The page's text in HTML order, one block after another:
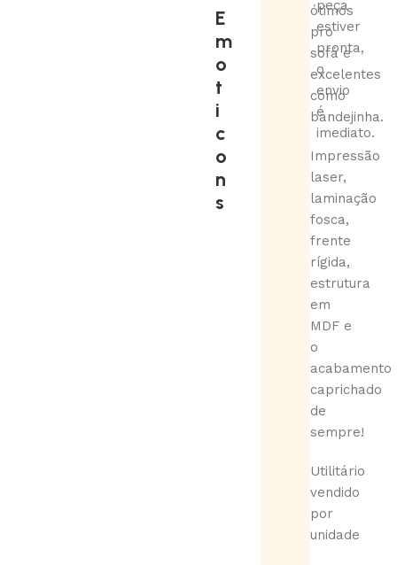
E
m
o
t
i
c
o
n
s
peça
estiver
pronta,
o
envio
é
imediato.
ótimos
pro
sofá e
excelentes
como
bandejinha.
Impressão
laser,
laminação
fosca,
frente
rígida,
estrutura
em
MDF e
o
acabamento
caprichado
de
sempre!
Utilitário
vendido
por
unidade